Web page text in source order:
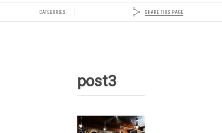
CATEGORIES: SHARE THIS PAGE
post3